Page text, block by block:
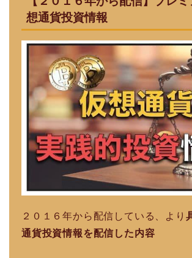
想通貨投資情報
２０１６年から配信している、より
通貨投資情報を配信した内容